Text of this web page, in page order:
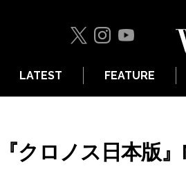
LATEST FEATURE
クロノス日本版